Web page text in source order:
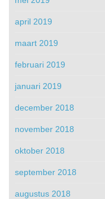
april 2019
maart 2019
februari 2019
januari 2019
december 2018
november 2018
oktober 2018
september 2018
augustus 2018